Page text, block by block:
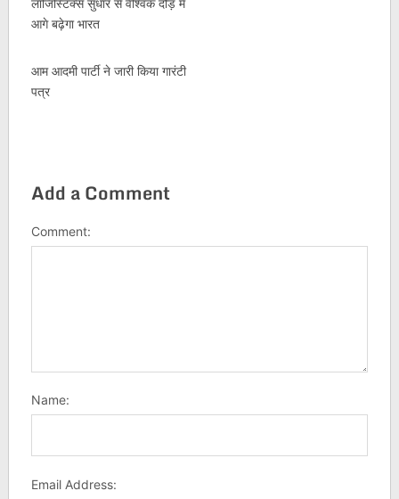
लॉजिस्टिक्स सुधार से वैश्विक दौड़ में
आगे बढ़ेगा भारत
आम आदमी पार्टी ने जारी किया गारंटी
पत्र
Add a Comment
Comment:
Name:
Email Address: